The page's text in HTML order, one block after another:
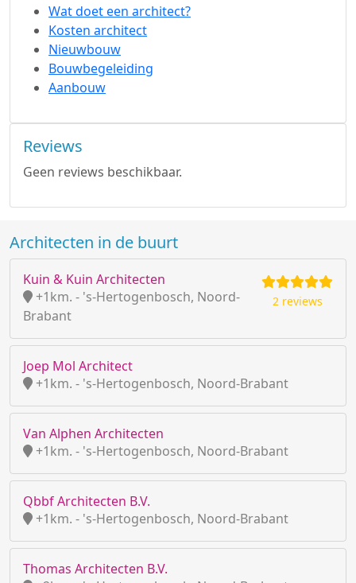
Wat doet een architect?
Kosten architect
Nieuwbouw
Bouwbegeleiding
Aanbouw
Reviews
Geen reviews beschikbaar.
Architecten in de buurt
Kuin & Kuin Architecten
+1km. - 's-Hertogenbosch, Noord-
Brabant
2 reviews
Joep Mol Architect
+1km. - 's-Hertogenbosch, Noord-Brabant
Van Alphen Architecten
+1km. - 's-Hertogenbosch, Noord-Brabant
Qbbf Architecten B.V.
+1km. - 's-Hertogenbosch, Noord-Brabant
Thomas Architecten B.V.